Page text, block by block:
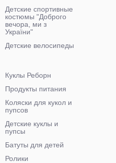
Детские спортивные
костюмы "Доброго
вечора, ми з
України"
Детские велосипеды
Куклы Реборн
Продукты питания
Коляски для кукол и
пупсов
Детские куклы и
пупсы
Батуты для детей
Ролики